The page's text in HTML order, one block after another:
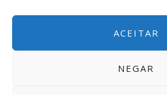
ACEITAR
NEGAR